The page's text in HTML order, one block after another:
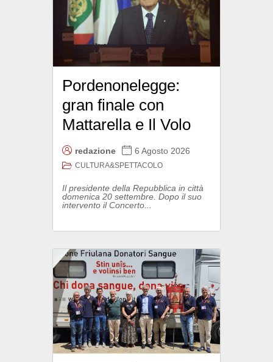
Pordenonelegge:
gran finale con
Mattarella e Il Volo
redazione 6 Agosto 2026
CULTURA&SPETTACOLO
Il presidente della Repubblica in città
domenica 20 settembre. Dopo il suo
intervento il Concerto...